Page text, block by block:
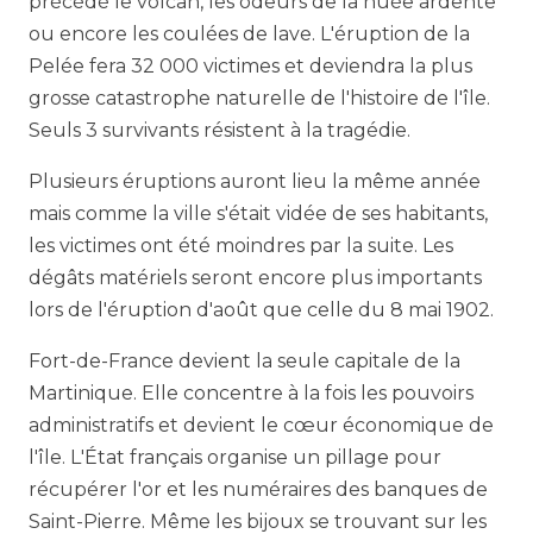
ou encore les coulées de lave. L'éruption de la
Pelée fera 32 000 victimes et deviendra la plus
grosse catastrophe naturelle de l'histoire de l'île.
Seuls 3 survivants résistent à la tragédie.
Plusieurs éruptions auront lieu la même année
mais comme la ville s'était vidée de ses habitants,
les victimes ont été moindres par la suite. Les
dégâts matériels seront encore plus importants
lors de l'éruption d'août que celle du 8 mai 1902.
Fort-de-France devient la seule capitale de la
Martinique. Elle concentre à la fois les pouvoirs
administratifs et devient le cœur économique de
l'île. L'État français organise un pillage pour
récupérer l'or et les numéraires des banques de
Saint-Pierre. Même les bijoux se trouvant sur les